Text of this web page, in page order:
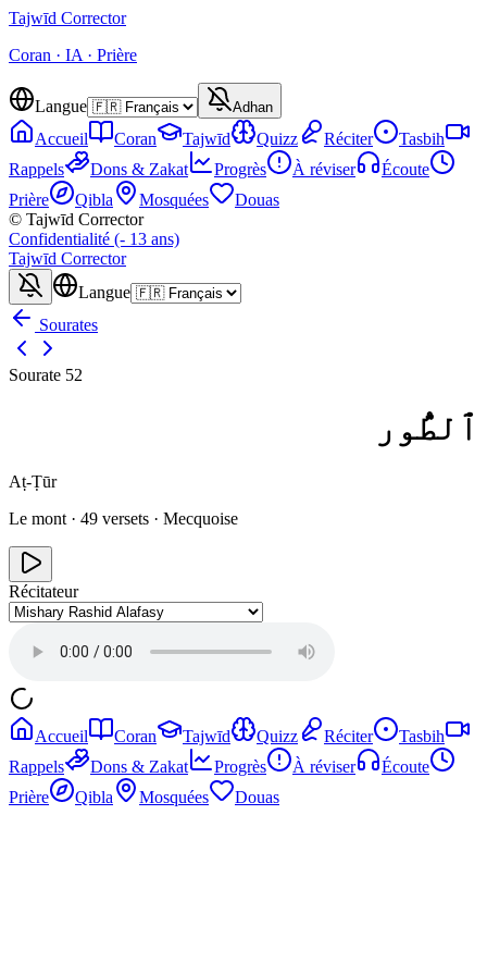
Tajwīd Corrector
Coran · IA · Prière
Langue Adhan
Accueil Coran Tajwīd Quizz Réciter
Tasbih
Rappels
Dons & Zakat Progrès À réviser
Écoute
Prière
Qibla Mosquées
Douas
© Tajwīd Corrector
Confidentialité (- 13 ans)
Tajwīd Corrector
Langue
Sourates
Sourate 52
ٱلطُّور
Aṭ-Ṭūr
Le mont · 49 versets · Mecquoise
Récitateur
Accueil Coran Tajwīd Quizz Réciter
Tasbih
Rappels
Dons & Zakat Progrès À réviser
Écoute
Prière
Qibla Mosquées Douas